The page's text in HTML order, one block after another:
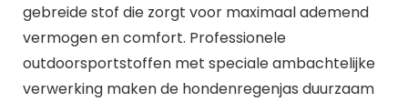
gebreide stof die zorgt voor maximaal ademend
vermogen en comfort. Professionele
outdoorsportstoffen met speciale ambachtelijke
verwerking maken de hondenregenjas duurzaam